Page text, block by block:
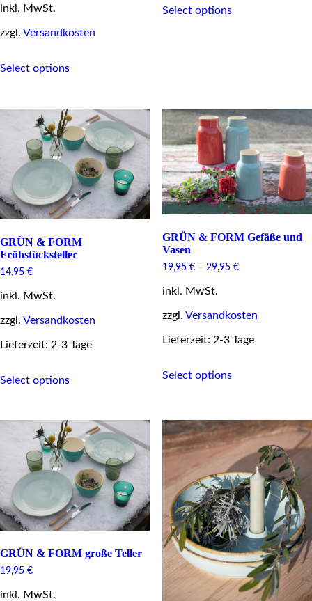
inkl. MwSt.
zzgl. Versandkosten
Select optionsproduct
variants.
The
options
may
be
chosen
on
the
product
Select optionsproduct
chosen
on
product
page
GRÜN & FORM
Frühstücksteller
14,95 €
inkl. MwSt.
zzgl. Versandkosten
Lieferzeit: 2-3 Tage
Select optionsproduct
variants.
The
options
may
be
chosen
on
the
product
GRÜN & FORM Gefäße und
Vasen
19,95 €– 29,95 €
inkl. MwSt.
zzgl. Versandkosten
Lieferzeit: 2-3 Tage
Select optionsproduct
The
options
may
be
chosen
on
the
product
page
GRÜN & FORM große Teller
19,95 €
inkl. MwSt.